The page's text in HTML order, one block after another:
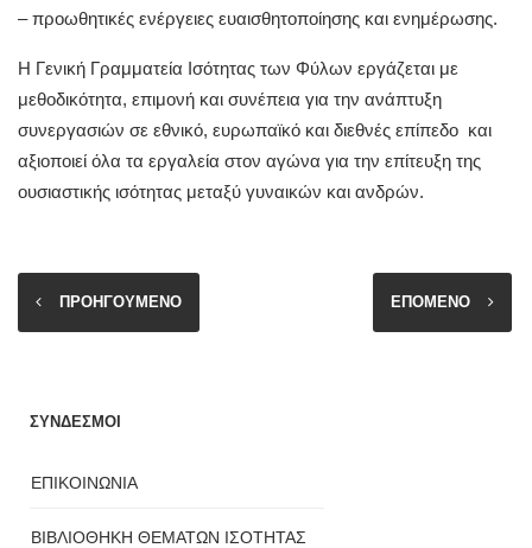
– προωθητικές ενέργειες ευαισθητοποίησης και ενημέρωσης.
Η Γενική Γραμματεία Ισότητας των Φύλων εργάζεται με
μεθοδικότητα, επιμονή και συνέπεια για την ανάπτυξη
συνεργασιών σε εθνικό, ευρωπαϊκό και διεθνές επίπεδο και
αξιοποιεί όλα τα εργαλεία στον αγώνα για την επίτευξη της
ουσιαστικής ισότητας μεταξύ γυναικών και ανδρών.
ΠΡΟΗΓΟΥΜΕΝΟ ΕΠΟΜΕΝΟ
ΣΥΝΔΕΣΜΟΙ
ΕΠΙΚΟΙΝΩΝΙΑ
ΒΙΒΛΙΟΘΗΚΗ ΘΕΜΑΤΩΝ ΙΣΟΤΗΤΑΣ